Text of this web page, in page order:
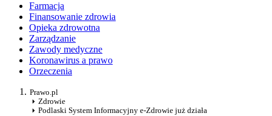
Farmacja
Finansowanie zdrowia
Opieka zdrowotna
Zarządzanie
Zawody medyczne
Koronawirus a prawo
Orzeczenia
Prawo.pl
Zdrowie
Podlaski System Informacyjny e-Zdrowie już działa